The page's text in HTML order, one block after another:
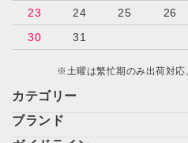
カテゴリー
ブランド
23
24 25 26
30
31
※土曜は繁忙期のみ出荷対応